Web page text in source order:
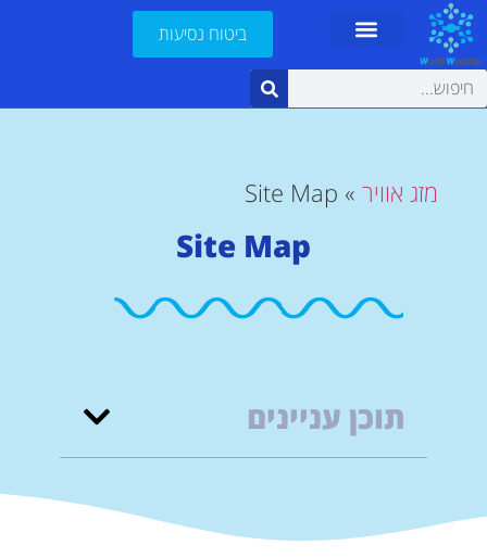
ביטוח נסיעות
מזג אוויר»
Site Map
Site Map
תוכן עניינים